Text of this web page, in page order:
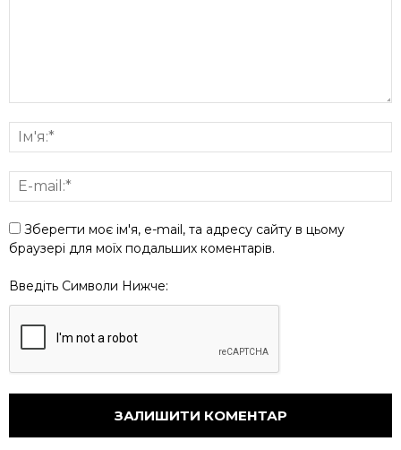
Зберегти моє ім'я, e-mail, та адресу сайту в цьому
браузері для моїх подальших коментарів.
Введіть Символи Нижче: